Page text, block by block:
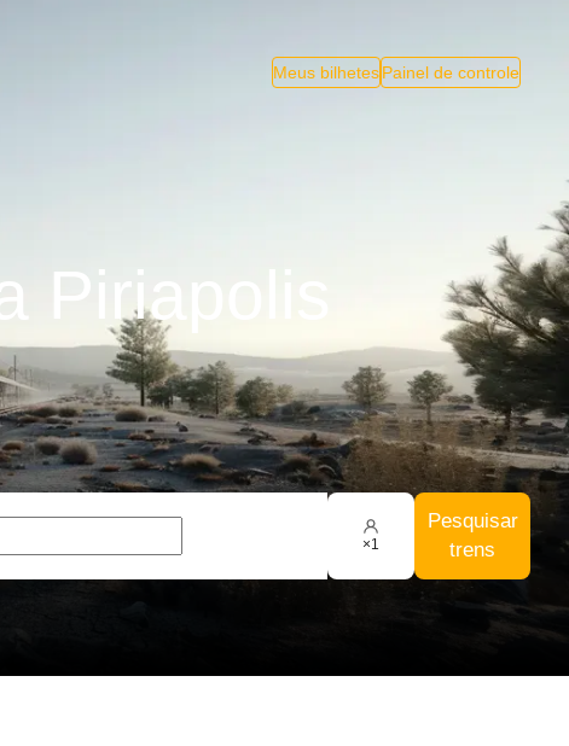
Meus bilhetesPainel de controle
×1
Pesquisar
trens